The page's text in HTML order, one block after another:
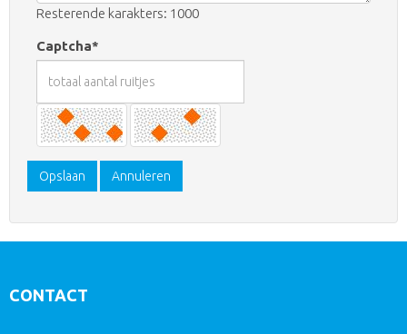
Resterende karakters: 1000
Captcha*
Opslaan Annuleren
CONTACT